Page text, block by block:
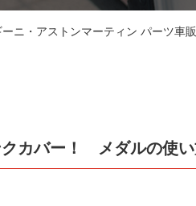
ニ・アストンマーティン パーツ車
カバー！ メダルの使い